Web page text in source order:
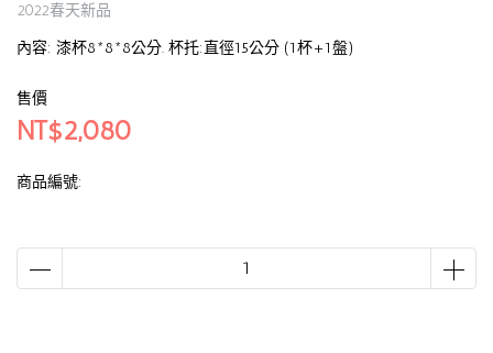
2022春天新品
內容: 漆杯8*8*8公分. 杯托:直徑15公分 (1杯+1盤)
售價
NT$2,080
商品編號: